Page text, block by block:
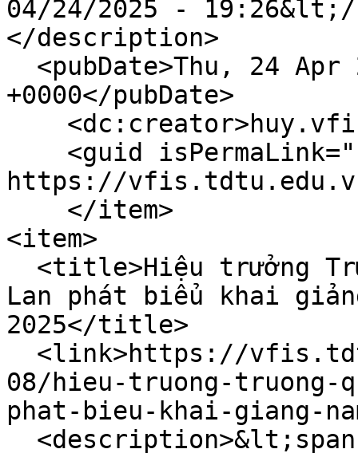
04/24/2025 - 19:26&lt;/
</description>
+0000</pubDate>
https://
<item>
Lan phát biểu khai
2025</title>
08/hieu-truong-truong-
phat-bieu-khai-giang-